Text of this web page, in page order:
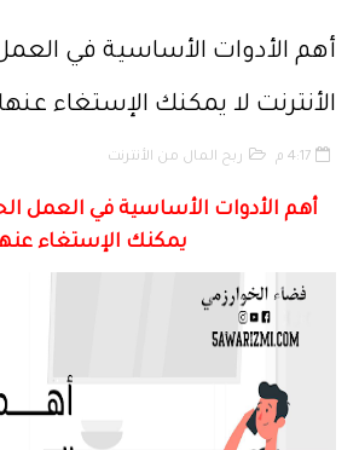
إنشاء قناة يوتيوب حول موضوع تهتم به وجني
أفضل طرق الربح من مدونة بلوجر
خطوة بخطوة كيفية إنشاء مدونة بلوجر و الربح
أهم الأدوات الأساسية في
الأنترنت لا يمكنك الإستغاء عنها
4:17 م ربح المال من الأنترنت
أهم الأدوات الأساسية في العمل
يمكنك الإستغاء